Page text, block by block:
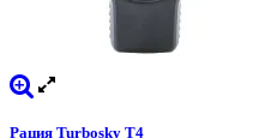
Рация Turbosky T4